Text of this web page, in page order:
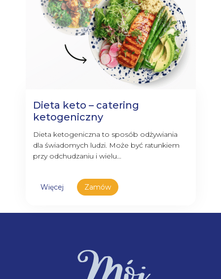
Dieta keto – catering
ketogeniczny
Dieta ketogeniczna to sposób odżywiania
dla świadomych ludzi. Może być ratunkiem
przy odchudzaniu i wielu...
Więcej Zamów